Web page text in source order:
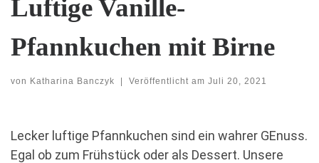
Luftige Vanille-
Pfannkuchen mit Birne
von Katharina Banczyk Veröffentlicht am Juli 20, 2021
Lecker luftige Pfannkuchen sind ein wahrer GEnuss.
Egal ob zum Frühstück oder als Dessert. Unsere